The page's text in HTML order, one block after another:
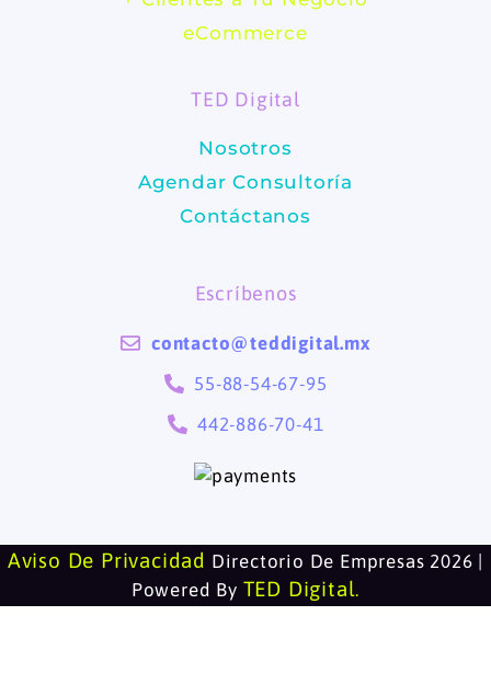
b
o
k
a
r
a
m
eCommerce
TED Digital
Nosotros
Agendar Consultoría
Contáctanos
Escríbenos
contacto@teddigital.mx
55-88-54-67-95
442-886-70-41
Aviso De Privacidad Directorio De Empresas 2026 |
Powered By TED Digital.